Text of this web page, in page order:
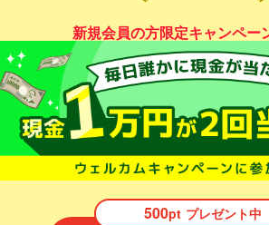
新規会員の方限定キャンペー
500pt プレゼント中